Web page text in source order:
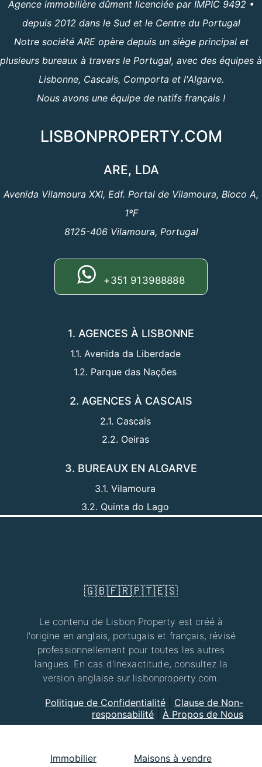
Agence immobilière dûment licenciée par IMPIC 9492 •
depuis 2012 dans le Sud et le Centre du Portugal
Notre société ARE opère depuis un siège principal et
plusieurs bureaux à travers le Portugal, avec des équipes à
Lisbonne, Cascais, Comporta et l'Algarve.
Nous avons une équipe de natifs français !
LISBONPROPERTY.COM
ARE, LDA
Avenida Vilamoura XXI, Edf. Portal de Vilamoura, Bloco A,
1ºF
8125-406 Vilamoura, Portugal
+351 913988888
1. AGENCES À LISBONNE
1.1. Avenida da Liberdade
1.2. Parque das Nações
2. AGENCES À CASCAIS
2.1. Cascais
2.2. Oeiras
3. BUREAUX EN ALGARVE
3.1. Vilamoura
3.2. Quinta do Lago
🇬🇧🇫🇷🇵🇹🇪🇸
Le contenu de Lisbon Property est créé à
l'origine en anglais, portugais et français, révisé
professionnellement pour toutes les autres
langues. En cas d'inexactitude, consultez la
version anglaise sur lisbonproperty.com.
Politique de Confidentialité
Clause de Non-
responsabilité
À Propos de Nous
Immobilier Maisons à vendre